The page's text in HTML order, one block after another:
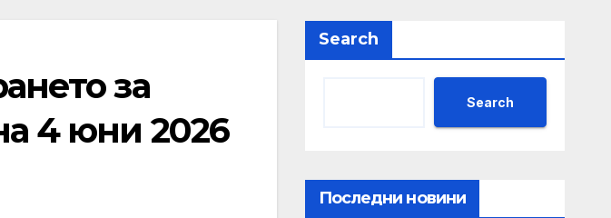
за
4 юни 2026
Search
Search
Последни новини